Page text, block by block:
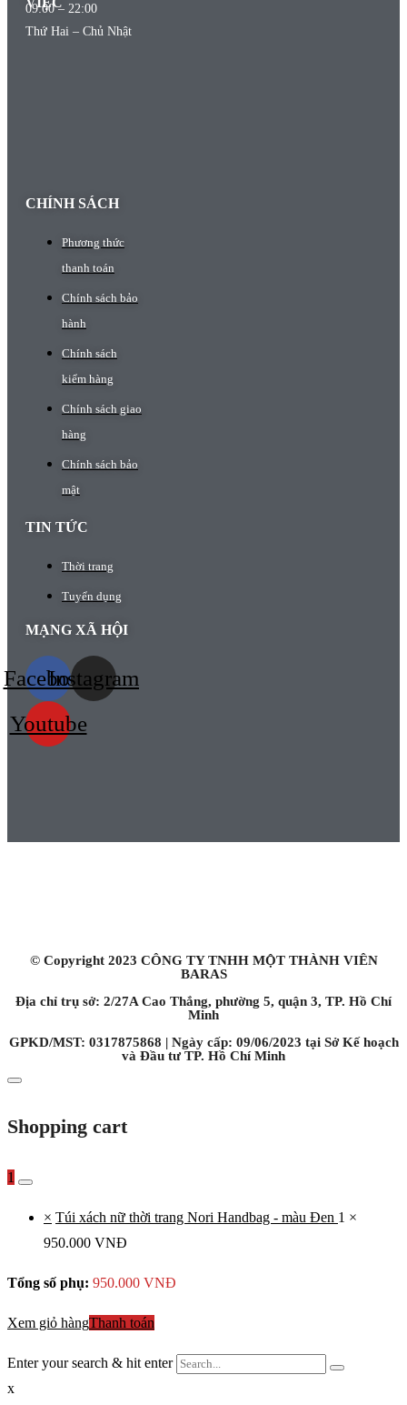
09:00 – 22:00
Thứ Hai – Chủ Nhật
CHÍNH SÁCH
Phương thức
thanh toán
Chính sách bảo
hành
Chính sách
kiểm hàng
Chính sách giao
hàng
Chính sách bảo
mật
TIN TỨC
Thời trang
Tuyển dụng
MẠNG XÃ HỘI
FacebookInstagram
Youtube
© Copyright 2023 CÔNG TY TNHH MỘT THÀNH VIÊN
BARAS
Địa chỉ trụ sở: 2/27A Cao Thắng, phường 5, quận 3, TP. Hồ Chí
Minh
GPKD/MST: 0317875868 | Ngày cấp: 09/06/2023 tại Sở Kế hoạch
và Đầu tư TP. Hồ Chí Minh
Shopping cart
1
× Túi xách nữ thời trang Nori Handbag - màu Đen 1 ×
950.000 VNĐ
Tổng số phụ: 950.000 VNĐ
Xem giỏ hàngThanh toán
Enter your search & hit enter
x